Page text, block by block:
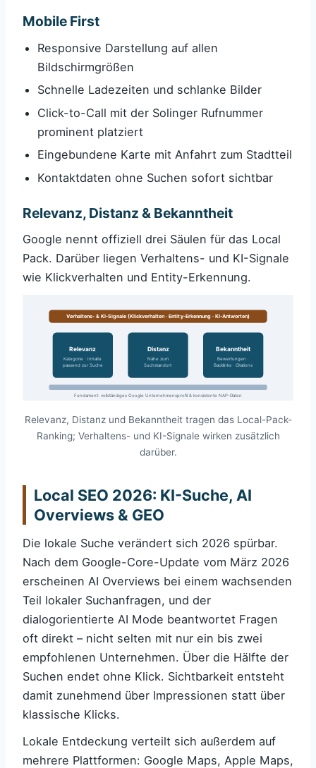
Mobile First
Responsive Darstellung auf allen
Bildschirmgrößen
Schnelle Ladezeiten und schlanke Bilder
Click-to-Call mit der Solinger Rufnummer
prominent platziert
Eingebundene Karte mit Anfahrt zum Stadtteil
Kontaktdaten ohne Suchen sofort sichtbar
Relevanz, Distanz & Bekanntheit
Google nennt offiziell drei Säulen für das Local
Pack. Darüber liegen Verhaltens- und KI-Signale
wie Klickverhalten und Entity-Erkennung.
Verhaltens- & KI-Signale (Klickverhalten · Entity-Erkennung · KI-Antworten)
Relevanz
Kategorie · Inhalte
passend zur Suche
Distanz
Nähe zum
Suchstandort
Bekanntheit
Bewertungen ·
Backlinks · Citations
Fundament: vollständiges Google Unternehmensprofil & konsistente NAP-Daten
Relevanz, Distanz und Bekanntheit tragen das Local-Pack-
Ranking; Verhaltens- und KI-Signale wirken zusätzlich
darüber.
Local SEO 2026: KI-Suche, AI
Overviews & GEO
Die lokale Suche verändert sich 2026 spürbar.
Nach dem Google-Core-Update vom März 2026
erscheinen AI Overviews bei einem wachsenden
Teil lokaler Suchanfragen, und der
dialogorientierte AI Mode beantwortet Fragen
oft direkt – nicht selten mit nur ein bis zwei
empfohlenen Unternehmen. Über die Hälfte der
Suchen endet ohne Klick. Sichtbarkeit entsteht
damit zunehmend über Impressionen statt über
klassische Klicks.
Lokale Entdeckung verteilt sich außerdem auf
mehrere Plattformen: Google Maps, Apple Maps,